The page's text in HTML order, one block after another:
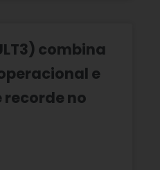
combina
e
no